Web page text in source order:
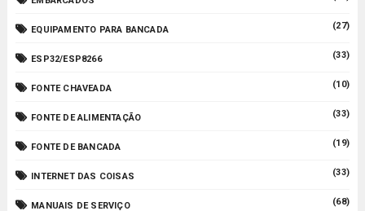
EQUIPAMENTO PARA BANCADA (27)
ESP32/ESP8266 (33)
FONTE CHAVEADA (10)
FONTE DE ALIMENTAÇÃO (33)
FONTE DE BANCADA (19)
INTERNET DAS COISAS (33)
MANUAIS DE SERVIÇO (68)